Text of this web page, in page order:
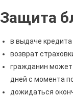
Защита
в выдаче
возврат
гражданин может
дней с момента
дожидаться